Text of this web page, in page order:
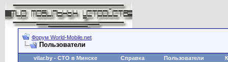
Форум World-Mobile.net
Пользователи
vilar.by - СТО в Минске Справка Пользователи